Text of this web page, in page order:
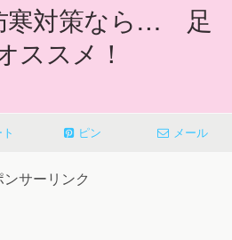
寒対策なら… 足
ススメ！
ピン メール
ンサーリンク